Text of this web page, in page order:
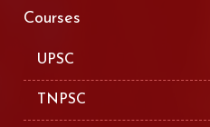
Courses
UPSC
TNPSC